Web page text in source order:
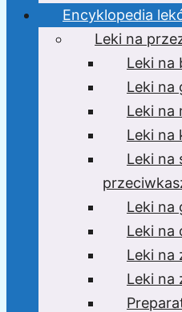
Encyklopedia
Leki na
Leki na
Leki na
Leki na
Leki na
Leki na
Leki na
Leki na
Leki na
Leki na